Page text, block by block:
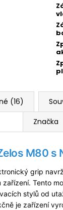
(16)
Značka
M80 s
grip
Tento
stylů od
je zařízení